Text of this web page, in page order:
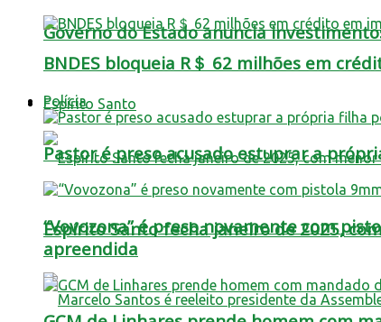
Governo do Estado anuncia
Espírito Santo
Espírito Santo fecha janeiro de 2025,
BNDES bloqueia R＄ 62 milhões em
Polícia
Pastor é preso acusado estuprar a
“Vovozona” é preso novamente com
apreendida